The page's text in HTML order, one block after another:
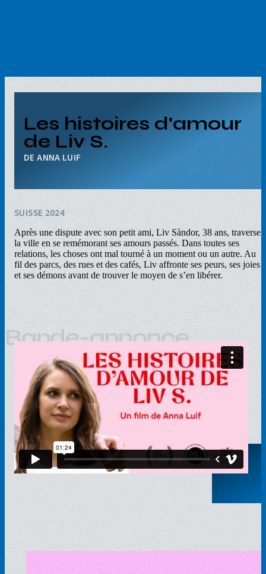
Les histoires d'amour
de Liv S.
ANNA LUIF
SUISSE 2024
Après une dispute avec son petit ami, Liv Sàndor, 38 ans, traverse
la ville en se remémorant ses amours passés. Dans toutes ses
relations, les choses ont mal tourné à un moment ou un autre. Au
fil des parcs, des rues et des cafés, Liv affronte ses peurs, ses joies
et ses démons avant de trouver le moyen de s’en libérer.
Bande-annonce